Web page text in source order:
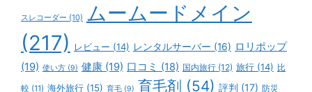
スレコーダー (10) ムームードメイン
(217)
レビュー (14) レンタルサーバー (16) ロリポップ
(19) 使い方 (9) 健康 (19) 口コミ (18) 国内旅行 (12) 旅行 (14) 比
較 (11) 海外旅行 (15) 育毛 (9) 育毛剤 (54) 評判 (17) 防災